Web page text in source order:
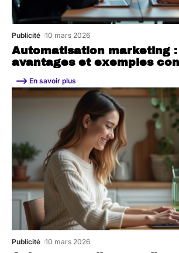
Automatisation marketing
avantages et exemples
Publicité 10 mars 2026
En savoir plus
Publicité 10 mars 2026